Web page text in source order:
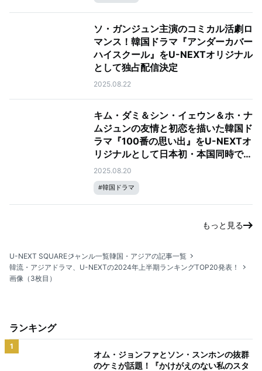
ソ・ガンジュン主演のコミカル活劇ロ
マンス！韓国ドラマ『アンダーカバー
ハイスクール』をU-NEXTオリジナル
として独占配信決定
2025.08.22
キム・ダミ＆シン・イェウン＆ホ・ナ
ムジュンの友情と初恋を描いた韓国ド
ラマ『100番の思い出』をU-NEXTオ
リジナルとして日本初・本国同時で独
占見放題配信決定！
2025.08.20
#韓国ドラマ
もっと見る
U-NEXT SQUAREジャンル一覧韓国・アジアの記事一覧
韓流・アジアドラマ、U-NEXTの2024年上半期ランキングTOP20発表！
画像（3枚目）
ランキング
1
オム・ジョンファとソン・スンホンの抜群
のケミが話題！『かけがえのない私のスタ